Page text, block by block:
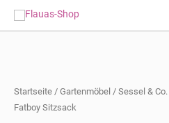
Startseite / Gartenmöbel / Sessel & Co.
Fatboy Sitzsack